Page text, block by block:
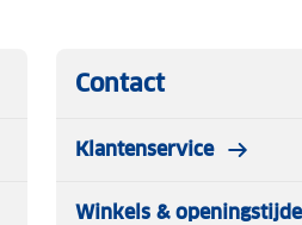
Contact
Klantenservice
Winkels &